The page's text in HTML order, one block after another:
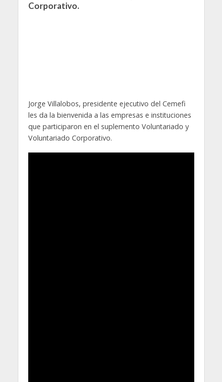
Corporativo.
Jorge Villalobos, presidente ejecutivo del Cemefi
les da la bienvenida a las empresas e instituciones
que participaron en el suplemento Voluntariado y
Voluntariado Corporativo.